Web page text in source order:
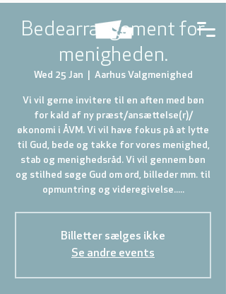
Bedearrangement for
menigheden.
Wed 25 Jan Aarhus Valgmenighed
Vi vil gerne invitere til en aften med bøn
for kald af ny præst/ansættelse(r)/
økonomi i ÅVM. Vi vil have fokus på at lytte
til Gud, bede og takke for vores menighed,
stab og menighedsråd. Vi vil gennem bøn
og stilhed søge Gud om ord, billeder mm. til
opmuntring og videregivelse.....
Billetter sælges ikke
Se andre events